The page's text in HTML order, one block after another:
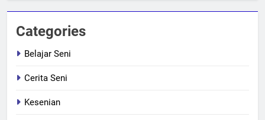
Categories
Belajar Seni
Cerita Seni
Kesenian